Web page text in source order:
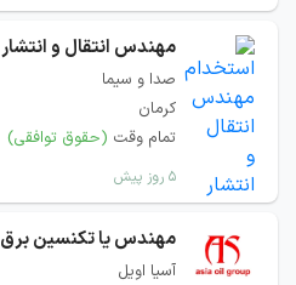
مهندس انتقال و انتشار
صدا و سیما
کرمان
تمام وقت (حقوق توافقی)
۵ روز پیش
مهندس یا تکنسین برق
آسیا اویل